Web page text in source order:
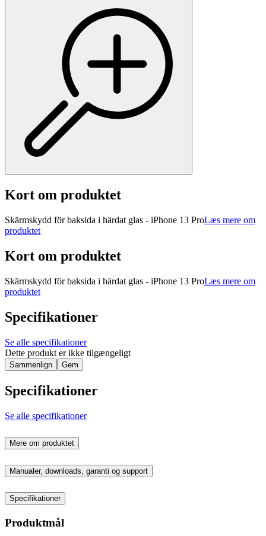
Kort om produktet
Skärmskydd för baksida i härdat glas - iPhone 13 ProLæs mere om
produktet
Kort om produktet
Skärmskydd för baksida i härdat glas - iPhone 13 ProLæs mere om
produktet
Specifikationer
Se alle specifikationer
Dette produkt er ikke tilgængeligt
Sammenlign Gem
Specifikationer
Se alle specifikationer
Mere om produktet
Manualer, downloads, garanti og support
Specifikationer
Produktmål